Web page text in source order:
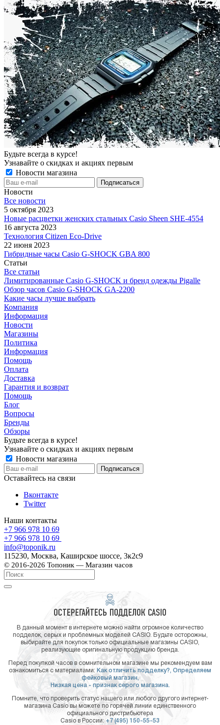
Будьте всегда в курсе!
Узнавайте о скидках и акциях первым
Новости магазина
Новости
Все новости
5 октября 2023
Новые расцветки женских стальных Casio Sheen SHE-4554
16 августа 2023
Технология Citizen Eco-Drive
22 июня 2023
Гибридные часы Casio G-SHOCK GBA 800
Статьи
Все статьи
Лимитированные Casio G-SHOCK и бренд одежды Pigalle
Обзор часов Casio G-SHOCK GA-2200
Какие часы лучше выбрать
Компания
Информация
Новости
Магазины
Политика
Информация
Помощь
Оплата
Доставка
Гарантия и возврат
Помощь
Блог
Вопросы
Бренды
Обзоры
Будьте всегда в курсе!
Узнавайте о скидках и акциях первым
Новости магазина
Оставайтесь на связи
Вконтакте
Twitter
Наши контакты
+7 966 978 10 69
+7 966 978 10 69
info@toponik.ru
115230, Москва, Каширское шоссе, 3к2с9
© 2016-2026 Топоник — Магазин часов
ОСТЕРЕГАЙТЕСЬ ПОДДЕЛОК CASIO
В данный момент в интернете можно найти огромное количество
подделок, серых и проблемных моделей CASIO. Будьте осторожны,
выбирайте для покупок только официальные магазины CASIO,
реализующие оригинальную продукцию бренда.
Перед покупкой часов в сомнительном магазине мы рекомендуем вам
ознакомиться с материалами: Как отличить подделку?, Определяем
фейковый магазин,
Низкая цена - признак серого магазина.
Помните, что проверить статус нашего или любого другого интернет-
магазина Casio вы можете по горячей линии единственного
официального дистрибьютера
Casio в России: +7 (495) 150-55-53